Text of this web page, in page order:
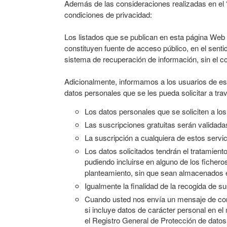
Además de las consideraciones realizadas en el
condiciones de privacidad:
Los listados que se publican en esta página
constituyen fuente de acceso público, en el
sistema de recuperación de información, sin el
Adicionalmente, informamos a los usuarios de
datos personales que se les pueda solicitar a
Los datos personales que se soliciten a
Las suscripciones gratuitas serán
La suscripción a cualquiera de estos
Los datos solicitados tendrán el
pudiendo incluirse en alguno de los
planteamiento, sin que sean
Igualmente la finalidad de la recogida de
Cuando usted nos envía un mensaje de
si incluye datos de carácter personal en
el Registro General de Protección de